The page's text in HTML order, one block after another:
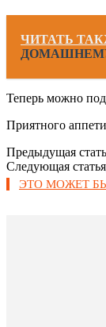
ЧИТАТЬ
Теперь можно
Приятного
Предыдущая
Следующая статья
ЭТО МОЖЕТ